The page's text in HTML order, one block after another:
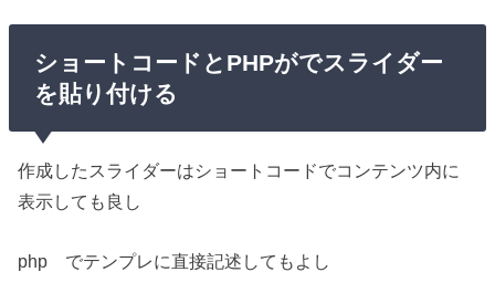
ショートコードとPHPがでスライダー
を貼り付ける
作成したスライダーはショートコードでコンテンツ内に
表示しても良し
php でテンプレに直接記述してもよし